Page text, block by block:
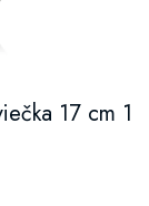
17 cm 1